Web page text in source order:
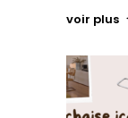
voir plus